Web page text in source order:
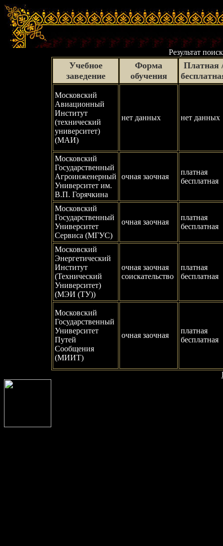
Результат
Учебное
заведение
Форма
обучения
Платная
Московский
Авиационный
Институт
(технический
университет)
(МАИ)
нет данных нет данных
Московский
Государственный
Агроинженерный
Университет им.
В.П. Горячкина
очная заочная
платная
бесплатная
Московский
Государственный
Университет
Сервиса (МГУС)
очная заочная
платная
бесплатная
Московский
Энергетический
Институт
(Технический
Университет)
(МЭИ (ТУ))
очная заочная
соискательство
платная
бесплатная
Московский
Государственный
Университет
Путей
Сообщения
(МИИТ)
очная заочная
платная
бесплатная